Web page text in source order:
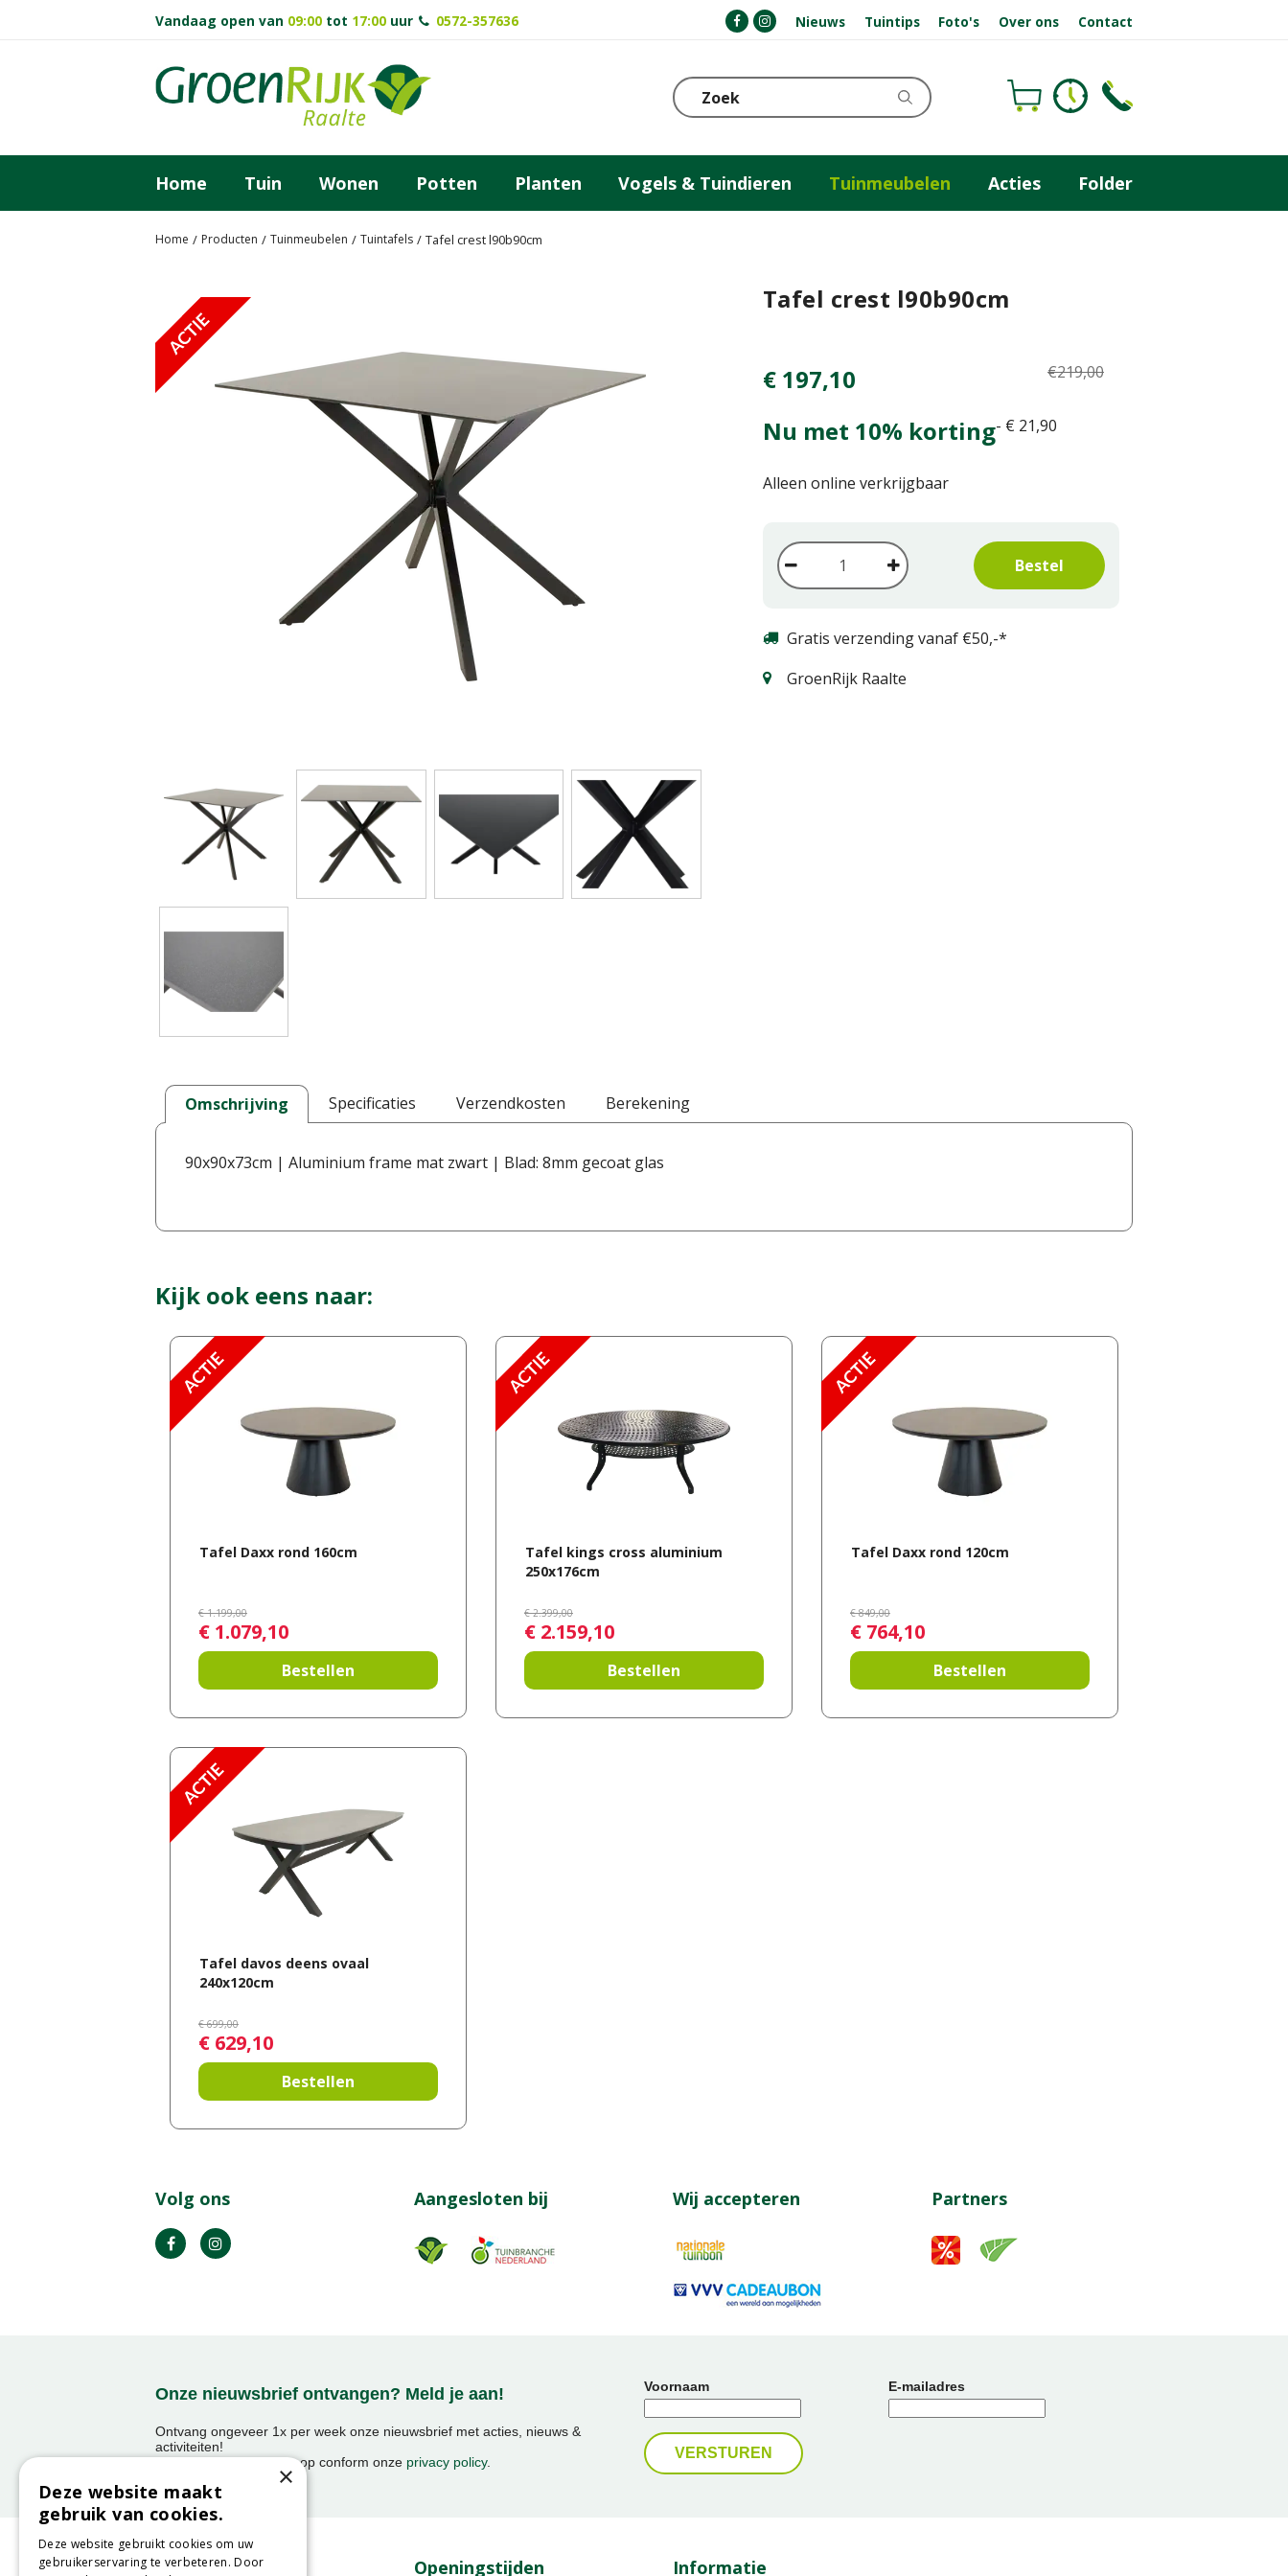
Home Producten Tuinmeubelen Tuintafels Tafel crest l90b90cm
Vandaag open van 09:00 tot 17:00 uur 0572-357636 Nieuws Tuintips Foto's Over ons Contact
Home Tuin Wonen Potten Planten Vogels & Tuindieren Tuinmeubelen Acties Folder
Tafel crest l90b90cm
€219,00
€ 197,10
Nu met 10% korting- € 21,90
Alleen online verkrijgbaar
Gratis verzending vanaf €50,-*
GroenRijk Raalte
Omschrijving Specificaties Verzendkosten Berekening
90x90x73cm | Aluminium frame mat zwart | Blad: 8mm gecoat glas
Kijk ook eens naar:
Tafel Daxx rond 160cm
€ 1.199,00
€ 1.079,10
Bestellen
Tafel kings cross aluminium
250x176cm
€ 2.399,00
€ 2.159,10
Bestellen
Tafel Daxx rond 120cm
€ 849,00
€ 764,10
Bestellen
Tafel davos deens ovaal
240x120cm
€ 699,00
€ 629,10
Bestellen
Volg ons Aangesloten bij Wij accepteren Partners
Onze nieuwsbrief ontvangen? Meld je aan!
Ontvang ongeveer 1x per week onze nieuwsbrief met acties, nieuws &
activiteiten!
We slaan uw gegevens op conform onze privacy policy.
Voornaam E-mailadres
Contact Openingstijden Informatie
×
Deze website maakt
gebruik van cookies.
Deze website gebruikt cookies om uw
gebruikerservaring te verbeteren. Door